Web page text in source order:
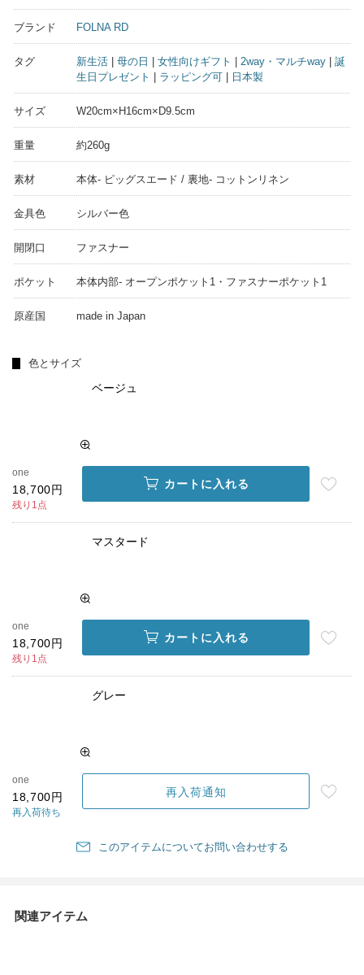
ブランド FOLNA RD
タグ 新生活 母の日 女性向けギフト 2way・マルチway
誕
生日プレゼント
ラッピング可 日本製
サイズ W20cm×H16cm×D9.5cm
重量 約260g
素材 本体- ピッグスエード / 裏地- コットンリネン
金具色 シルバー色
開閉口 ファスナー
ポケット 本体内部- オープンポケット1・ファスナーポケット1
原産国 made in Japan
色とサイズ
ベージュ
one
18,700円
残り1点
カートに入れる
マスタード
one
18,700円
残り1点
カートに入れる
グレー
one
18,700円
再入荷待ち
再入荷通知
このアイテムについてお問い合わせする
関連アイテム